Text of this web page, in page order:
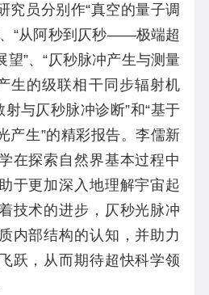
究员分别作“真空的量子调
“从阿秒到仄秒——极端超
望”、“仄秒脉冲产生与测量
生的级联相干同步辐射机
射与仄秒脉冲诊断”和“基于
产生”的精彩报告。李儒新
在探索自然界基本过程中
于更加深入地理解宇宙起
技术的进步，仄秒光脉冲
内部结构的认知，并助力
跃，从而期待超快科学领